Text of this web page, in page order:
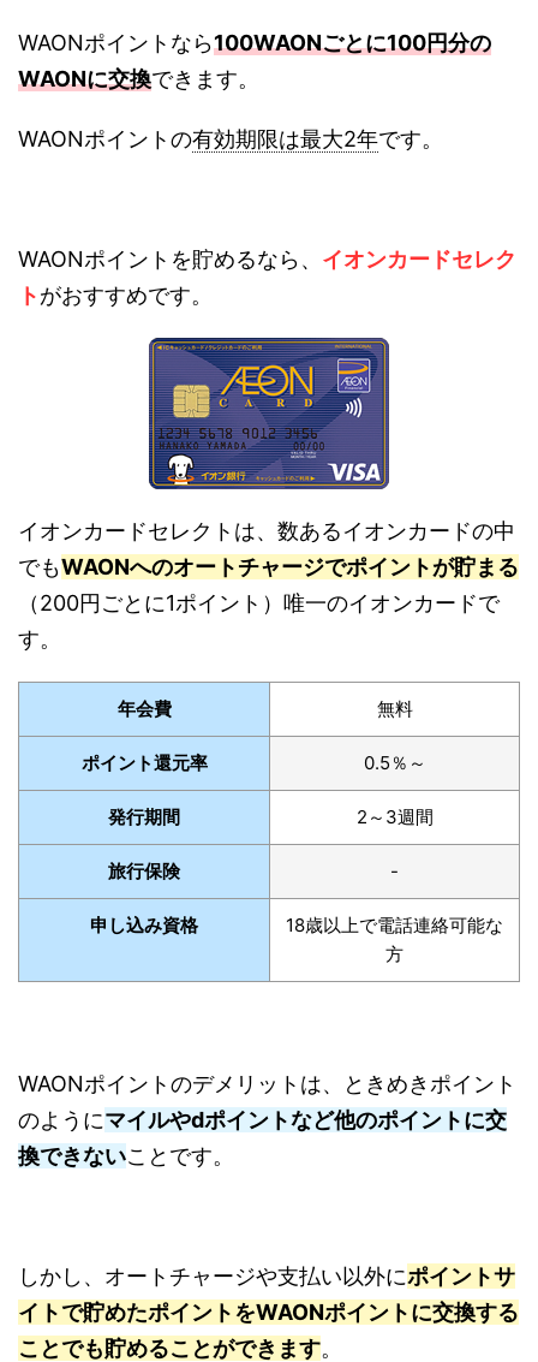
WAONポイントなら100WAONごとに100円分の
WAONに交換できます。
WAONポイントの有効期限は最大2年です。
WAONポイントを貯めるなら、 イオンカードセレク
トがおすすめです。
イオンカードセレクトは、数あるイオンカードの中
でもWAONへのオートチャージでポイントが貯まる
（200円ごとに1ポイント）唯一のイオンカードで
す。
年会費 無料
ポイント還元率 0.5％～
発行期間 2～3週間
旅行保険 -
申し込み資格
18歳以上で電話連絡可能な
方
WAONポイントのデメリットは、ときめきポイント
のようにマイルやdポイントなど他のポイントに交
換できないことです。
しかし、オートチャージや支払い以外にポイントサ
イトで貯めたポイントをWAONポイントに交換する
ことでも貯めることができます。